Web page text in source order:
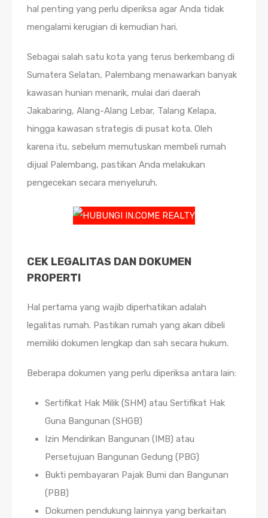
hal penting yang perlu diperiksa agar Anda tidak
mengalami kerugian di kemudian hari.
Sebagai salah satu kota yang terus berkembang di
Sumatera Selatan, Palembang menawarkan banyak
kawasan hunian menarik, mulai dari daerah
Jakabaring, Alang-Alang Lebar, Talang Kelapa,
hingga kawasan strategis di pusat kota. Oleh
karena itu, sebelum memutuskan membeli rumah
dijual Palembang, pastikan Anda melakukan
pengecekan secara menyeluruh.
CEK LEGALITAS DAN DOKUMEN
PROPERTI
Hal pertama yang wajib diperhatikan adalah
legalitas rumah. Pastikan rumah yang akan dibeli
memiliki dokumen lengkap dan sah secara hukum.
Beberapa dokumen yang perlu diperiksa antara lain:
Sertifikat Hak Milik (SHM) atau Sertifikat Hak
Guna Bangunan (SHGB)
Izin Mendirikan Bangunan (IMB) atau
Persetujuan Bangunan Gedung (PBG)
Bukti pembayaran Pajak Bumi dan Bangunan
(PBB)
Dokumen pendukung lainnya yang berkaitan